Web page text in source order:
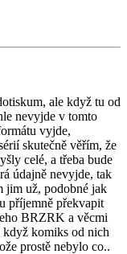
ale když tu od
nevyjde v tomto
vyjde,
skutečně věřím, že
celé, a třeba bude
údajně nevyjde, tak
jim už, podobné jak
příjemně překvapit
BRZRK a věcmi
když komiks od nich
prostě nebylo co..